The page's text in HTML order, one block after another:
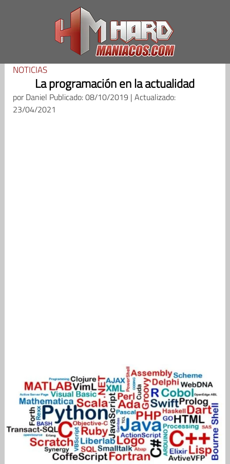
NOTICIAS
La programación en la actualidad
porDaniel Publicado: 08/10/2019 | Actualizado:
23/04/2021